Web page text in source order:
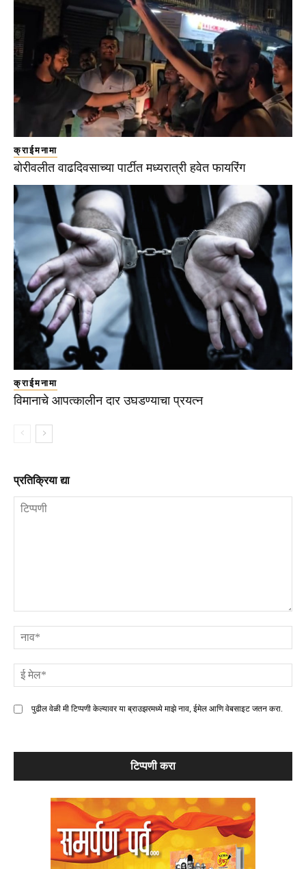
क्राईमनामा
बोरीवलीत वाढदिवसाच्या पार्टीत मध्यरात्री हवेत फायरिंग
क्राईमनामा
विमानाचे आपत्कालीन दार उघडण्याचा प्रयत्न
प्रतिक्रिया द्या
पुढील वेळी मी टिप्पणी केल्यावर या ब्राउझरमध्ये माझे नाव, ईमेल आणि वेबसाइट जतन करा.